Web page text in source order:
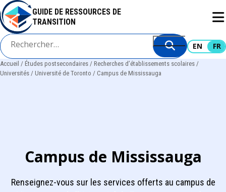
Aller
au
contenu
principal
GUIDE DE RESSOURCES DE
TRANSITION
EN FR
Fil
Accueil Études postsecondaires
Recherches d’établissements scolaires
Universités
Université de Toronto Campus de Mississauga
Campus de Mississauga
Renseignez-vous sur les services offerts au campus de